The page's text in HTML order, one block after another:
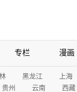
专栏 漫画
黑龙江 上海
贵州 云南 西藏